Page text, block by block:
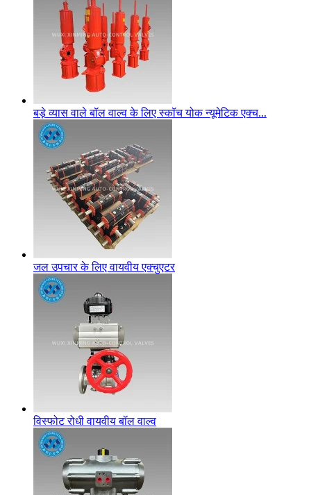
बड़े व्यास वाले बॉल वाल्व के लिए स्कॉच योक न्यूमेटिक एक्च...
जल उपचार के लिए वायवीय एक्चुएटर
विस्फोट रोधी वायवीय बॉल वाल्व